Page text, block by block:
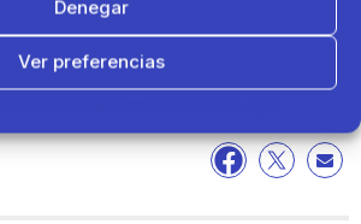
Denegar
Ver preferencias
500 podrás ver y respirar fuera y